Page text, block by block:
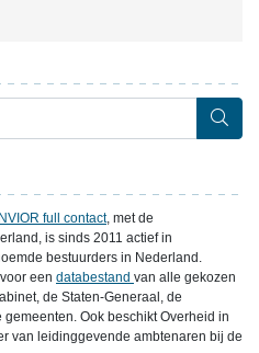
INVIOR full contact, met de
is sinds 2011 actief in
bestuurders in Nederland.
een databestand van alle gekozen
de Staten-Generaal, de
Ook beschikt Overheid in
van leidinggevende ambtenaren bij de